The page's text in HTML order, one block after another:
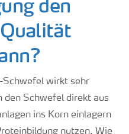
den
Schwefel wirkt sehr
den Schwefel direkt aus
ins Korn einlagern
nutzen. Wie